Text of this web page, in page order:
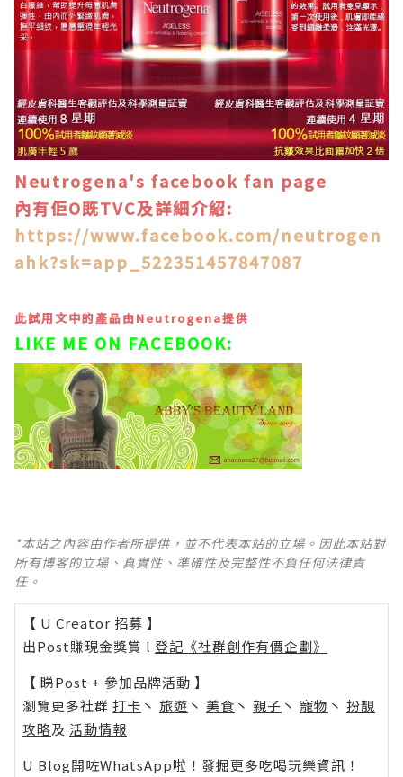
Neutrogena's facebook fan page
內有佢O既TVC及詳細介紹:
https://www.facebook.com/neutrogen
ahk?sk=app_522351457847087
此試用文中的產品由Neutrogena提供
LIKE ME ON FACEBOOK:
*本站之內容由作者所提供，並不代表本站的立場。因此本站對
所有博客的立場、真實性、準確性及完整性不負任何法律責
任。
【 U Creator 招募 】
出Post賺現金獎賞 l 登記《社群創作有價企劃》
【 睇Post + 參加品牌活動 】
瀏覽更多社群 打卡 丶 旅遊 丶 美食 丶 親子 丶 寵物 丶 扮靚
攻略及 活動情報
U Blog開咗WhatsApp啦！發掘更多吃喝玩樂資訊！